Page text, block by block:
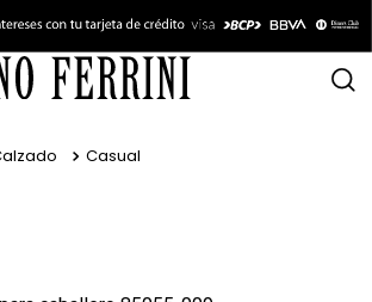
Casual